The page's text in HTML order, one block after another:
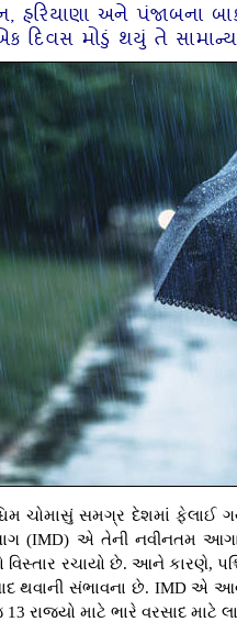
હરિયાણા અને પંજાબના
મોડું થયું તે
ચોમાસું સમગ્ર દેશમાં
(IMD) એ તેની નવીનતમ
વિસ્તાર રચાયો છે. આને કારણે,
થવાની સંભાવના છે. IMD એ
રાજ્યો માટે ભારે વરસાદ માટે